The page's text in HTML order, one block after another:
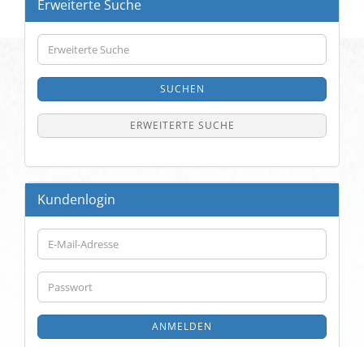
Erweiterte Suche
Erweiterte
Suche
SUCHEN
ERWEITERTE SUCHE
Kundenlogin
E-
Mail-
Adresse
Passwort
ANMELDEN